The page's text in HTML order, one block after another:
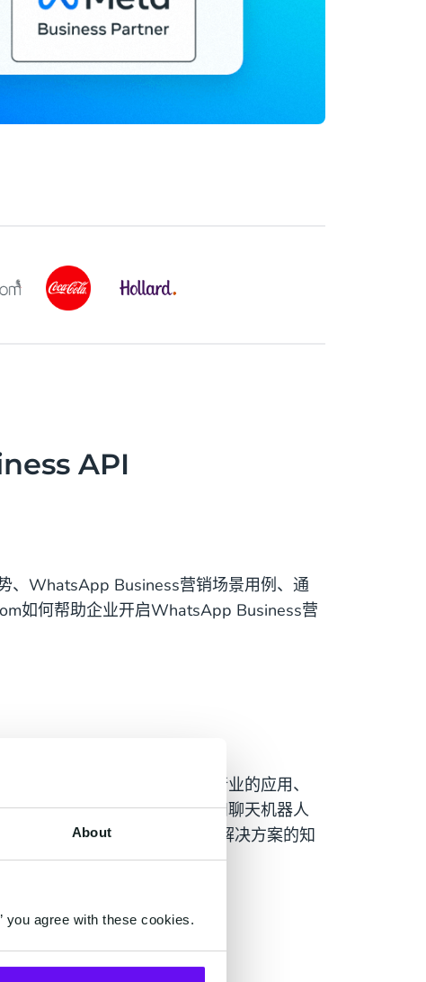
About
agree with these cookies.
API
、WhatsApp Business营销场景用例、通
如何帮助企业开启WhatsApp Business营
Business在不同行业的应用、
Business通过自动化流程和聊天机器人
于Whatsapp Business API解决方案的知